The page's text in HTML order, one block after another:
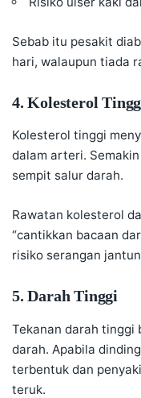
Sebab itu pesakit
hari, walaupun tiada
4. Kolesterol
Kolesterol tinggi
dalam arteri.
sempit salur darah.
Rawatan kolesterol
“cantikkan bacaan
risiko serangan
5. Darah Tinggi
Tekanan darah tinggi
darah. Apabila
terbentuk dan
teruk.